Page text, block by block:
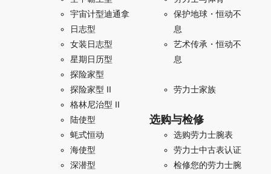
宇宙计型迪通拿
日志型
女装日志型
星期日历型
探险家型
探险家型 II
格林尼治型 II
陆使型
蚝式恒动
海使型
深潜型
保护地球・恒动不
息
艺术传承・恒动不
息
劳力士家族
选购与检修
选购劳力士腕表
劳力士中古表认证
检修您的劳力士腕